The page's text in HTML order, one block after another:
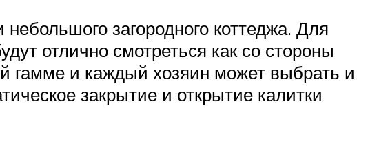
загородного коттеджа. Для
отлично смотреться как со стороны
гамме и каждый хозяин может выбрать и
закрытие и открытие калитки